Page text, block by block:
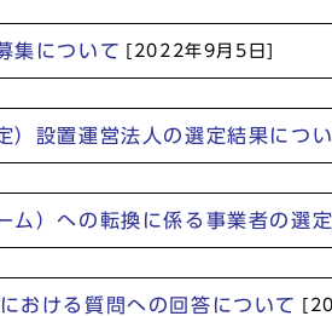
集について [2022年9月5日]
）設置運営法人の選定結果につ
）への転換に係る事業者の選
おける質問への回答について